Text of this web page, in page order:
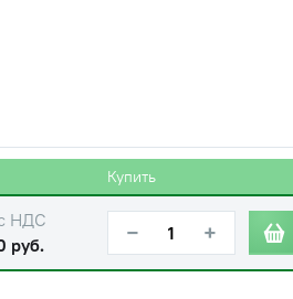
Купить
НДС
руб.
− +